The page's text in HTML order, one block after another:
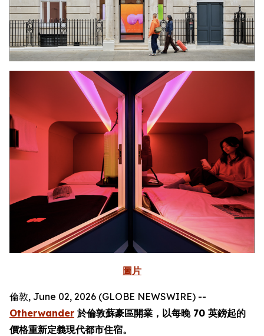
圖片
倫敦, June 02, 2026 (GLOBE NEWSWIRE) --
Otherwander 於倫敦蘇豪區開業，以每晚 70 英鎊起的
價格重新定義現代都市住宿。